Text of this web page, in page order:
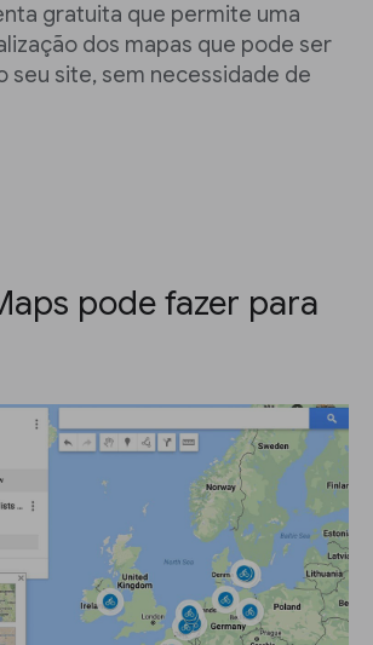
gratuita que permite uma
dos mapas que pode ser
seu site, sem necessidade de
pode fazer para